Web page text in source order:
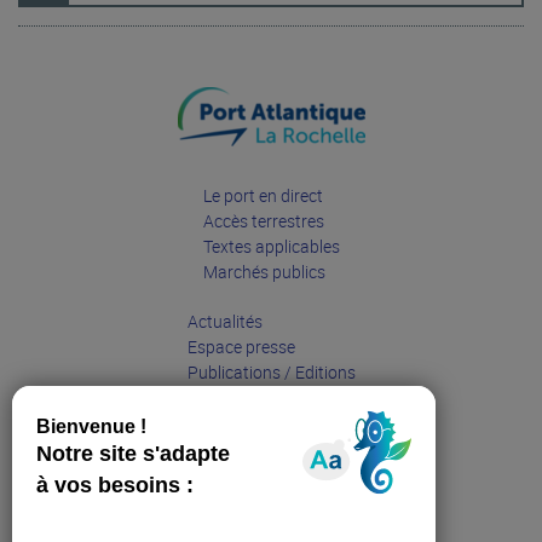
Le port en direct
Accès terrestres
Textes applicables
Marchés publics
Actualités
Espace presse
Publications / Editions
Partenaires